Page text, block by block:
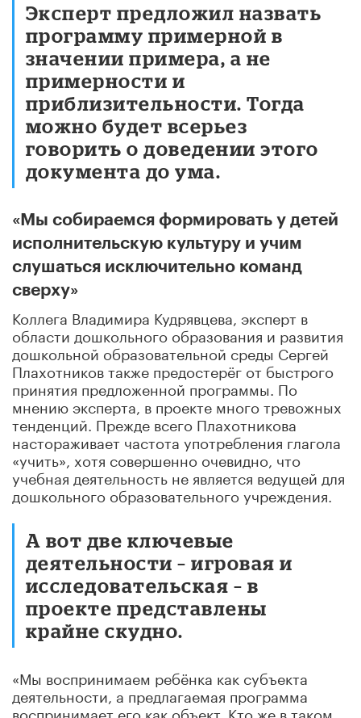
Эксперт предложил назвать
программу примерной в
значении примера, а не
примерности и
приблизительности. Тогда
можно будет всерьез
говорить о доведении этого
документа до ума.
«Мы собираемся формировать у детей
исполнительскую культуру и учим
слушаться исключительно команд
сверху»
Коллега Владимира Кудрявцева, эксперт в
области дошкольного образования и развития
дошкольной образовательной среды Сергей
Плахотниковтакже предостерёг от быстрого
принятия предложенной программы. По
мнению эксперта, в проекте много тревожных
тенденций. Прежде всего Плахотникова
настораживает частота употребления глагола
«учить», хотя совершенно очевидно, что
учебная деятельность не является ведущей для
дошкольного образовательного учреждения.
А вот две ключевые
деятельности – игровая и
исследовательская – в
проекте представлены
крайне скудно.
«Мы воспринимаем ребёнка как субъекта
деятельности, а предлагаемая программа
воспринимает его как объект. Кто же в таком